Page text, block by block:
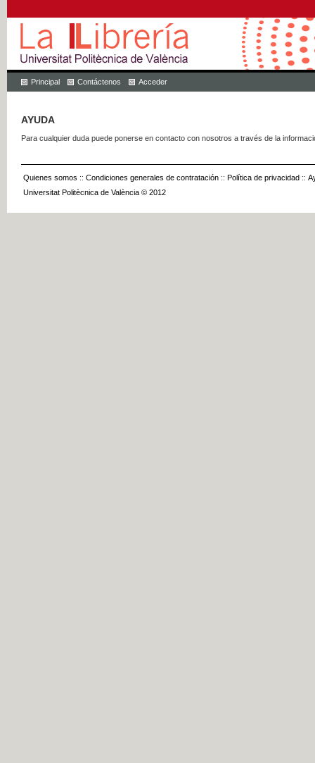
Principal Contáctenos Acceder
AYUDA
Para cualquier duda puede ponerse en contacto con nosotros a través de la
Quienes somos :: Condiciones generales de contratación :: Política de privacidad ::
Universitat Politècnica de València © 2012